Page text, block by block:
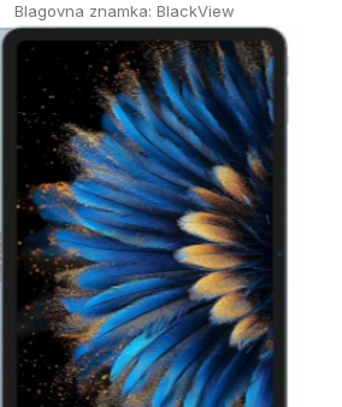
Blagovna znamka: BlackView